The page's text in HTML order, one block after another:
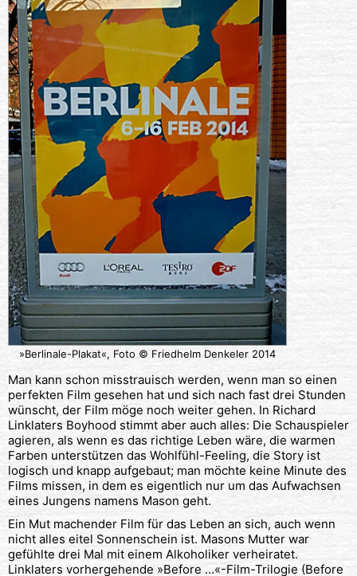
»Berlinale-Plakat«, Foto © Friedhelm Denkeler 2014
Man kann schon misstrauisch werden, wenn man so einen
perfekten Film gesehen hat und sich nach fast drei Stunden
wünscht, der Film möge noch weiter gehen. In Richard
Linklaters Boyhood stimmt aber auch alles: Die Schauspieler
agieren, als wenn es das richtige Leben wäre, die warmen
Farben unterstützen das Wohlfühl-Feeling, die Story ist
logisch und knapp aufgebaut; man möchte keine Minute des
Films missen, in dem es eigentlich nur um das Aufwachsen
eines Jungens namens Mason geht.
Ein Mut machender Film für das Leben an sich, auch wenn
nicht alles eitel Sonnenschein ist. Masons Mutter war
gefühlte drei Mal mit einem Alkoholiker verheiratet.
Linklaters vorhergehende »Before …«-Film-Trilogie (Before